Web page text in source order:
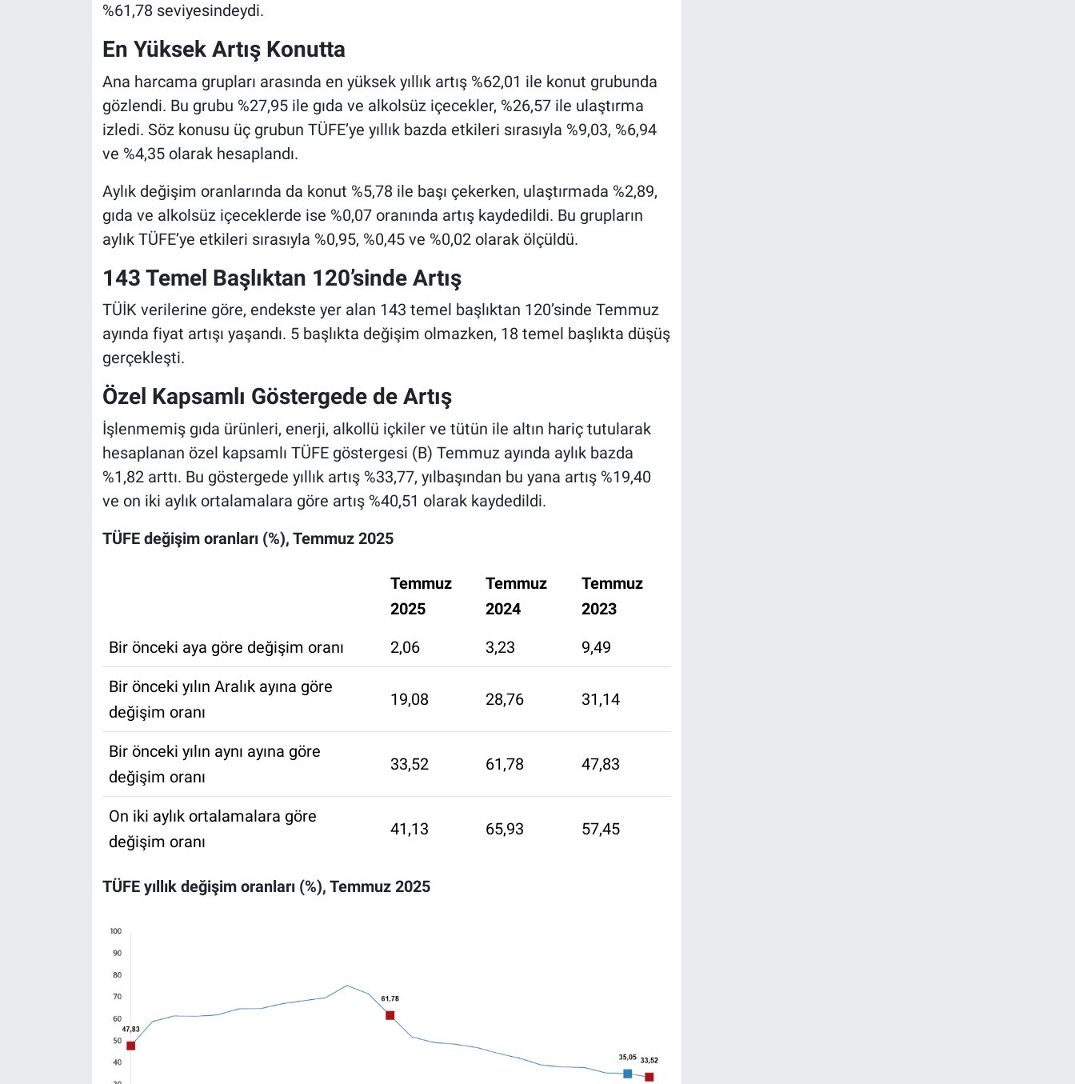
%61,78 seviyesindeydi.
En Yüksek Artış Konutta
Ana harcama grupları arasında en yüksek yıllık artış %62,01 ile konut grubunda
gözlendi. Bu grubu %27,95 ile gıda ve alkolsüz içecekler, %26,57 ile ulaştırma
izledi. Söz konusu üç grubun TÜFE’ye yıllık bazda etkileri sırasıyla %9,03, %6,94
ve %4,35 olarak hesaplandı.
Aylık değişim oranlarında da konut %5,78 ile başı çekerken, ulaştırmada %2,89,
gıda ve alkolsüz içeceklerde ise %0,07 oranında artış kaydedildi. Bu grupların
aylık TÜFE’ye etkileri sırasıyla %0,95, %0,45 ve %0,02 olarak ölçüldü.
143 Temel Başlıktan 120’sinde Artış
TÜİK verilerine göre, endekste yer alan 143 temel başlıktan 120’sinde Temmuz
ayında fiyat artışı yaşandı. 5 başlıkta değişim olmazken, 18 temel başlıkta düşüş
gerçekleşti.
Özel Kapsamlı Göstergede de Artış
İşlenmemiş gıda ürünleri, enerji, alkollü içkiler ve tütün ile altın hariç tutularak
hesaplanan özel kapsamlı TÜFE göstergesi (B) Temmuz ayında aylık bazda
%1,82 arttı. Bu göstergede yıllık artış %33,77, yılbaşından bu yana artış %19,40
ve on iki aylık ortalamalara göre artış %40,51 olarak kaydedildi.
TÜFE değişim oranları (%), Temmuz 2025
Temmuz
2025
Temmuz
2024
Temmuz
2023
Bir önceki aya göre değişim oranı
2,06 3,23 9,49
Bir önceki yılın Aralık ayına göre
değişim oranı
19,08 28,76 31,14
Bir önceki yılın aynı ayına göre
değişim oranı
33,52 61,78 47,83
On iki aylık ortalamalara göre
değişim oranı
41,13 65,93 57,45
TÜFE yıllık değişim oranları (%), Temmuz 2025